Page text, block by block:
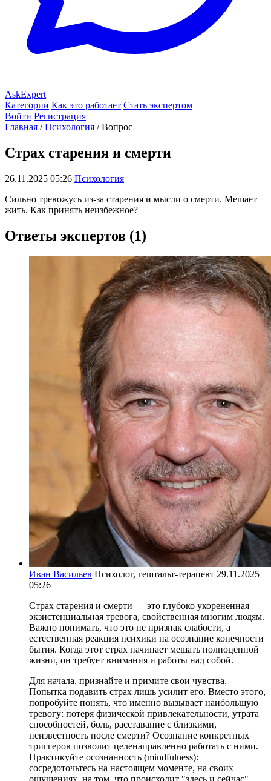
AskExpert
Категории Как это работает Стать экспертом
Войти Регистрация
Главная / Психология / Вопрос
Страх старения и смерти
26.11.2025 05:26 Психология
Сильно тревожусь из-за старения и мысли о смерти. Мешает
жить. Как принять неизбежное?
Ответы экспертов (1)
Иван Васильев Психолог, гештальт-терапевт 29.11.2025
05:26
Страх старения и смерти — это глубоко укорененная
экзистенциальная тревога, свойственная многим людям.
Важно понимать, что это не признак слабости, а
естественная реакция психики на осознание конечности
бытия. Когда этот страх начинает мешать полноценной
жизни, он требует внимания и работы над собой.
Для начала, признайте и примите свои чувства.
Попытка подавить страх лишь усилит его. Вместо этого,
попробуйте понять, что именно вызывает наибольшую
тревогу: потеря физической привлекательности, утрата
способностей, боль, расставание с близкими,
неизвестность после смерти? Осознание конкретных
триггеров позволит целенаправленно работать с ними.
Практикуйте осознанность (mindfulness):
сосредоточьтесь на настоящем моменте, на своих
ощущениях, на том, что происходит "здесь и сейчас".